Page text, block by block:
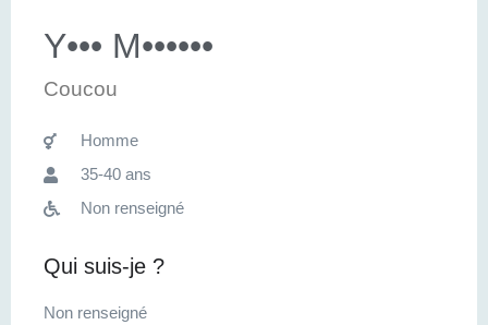
Y••• M••••••
Coucou
Homme
35-40 ans
Non renseigné
Qui suis-je ?
Non renseigné